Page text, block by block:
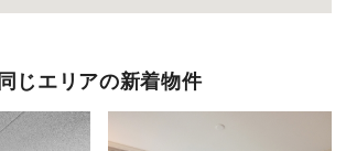
同じエリアの新着物件